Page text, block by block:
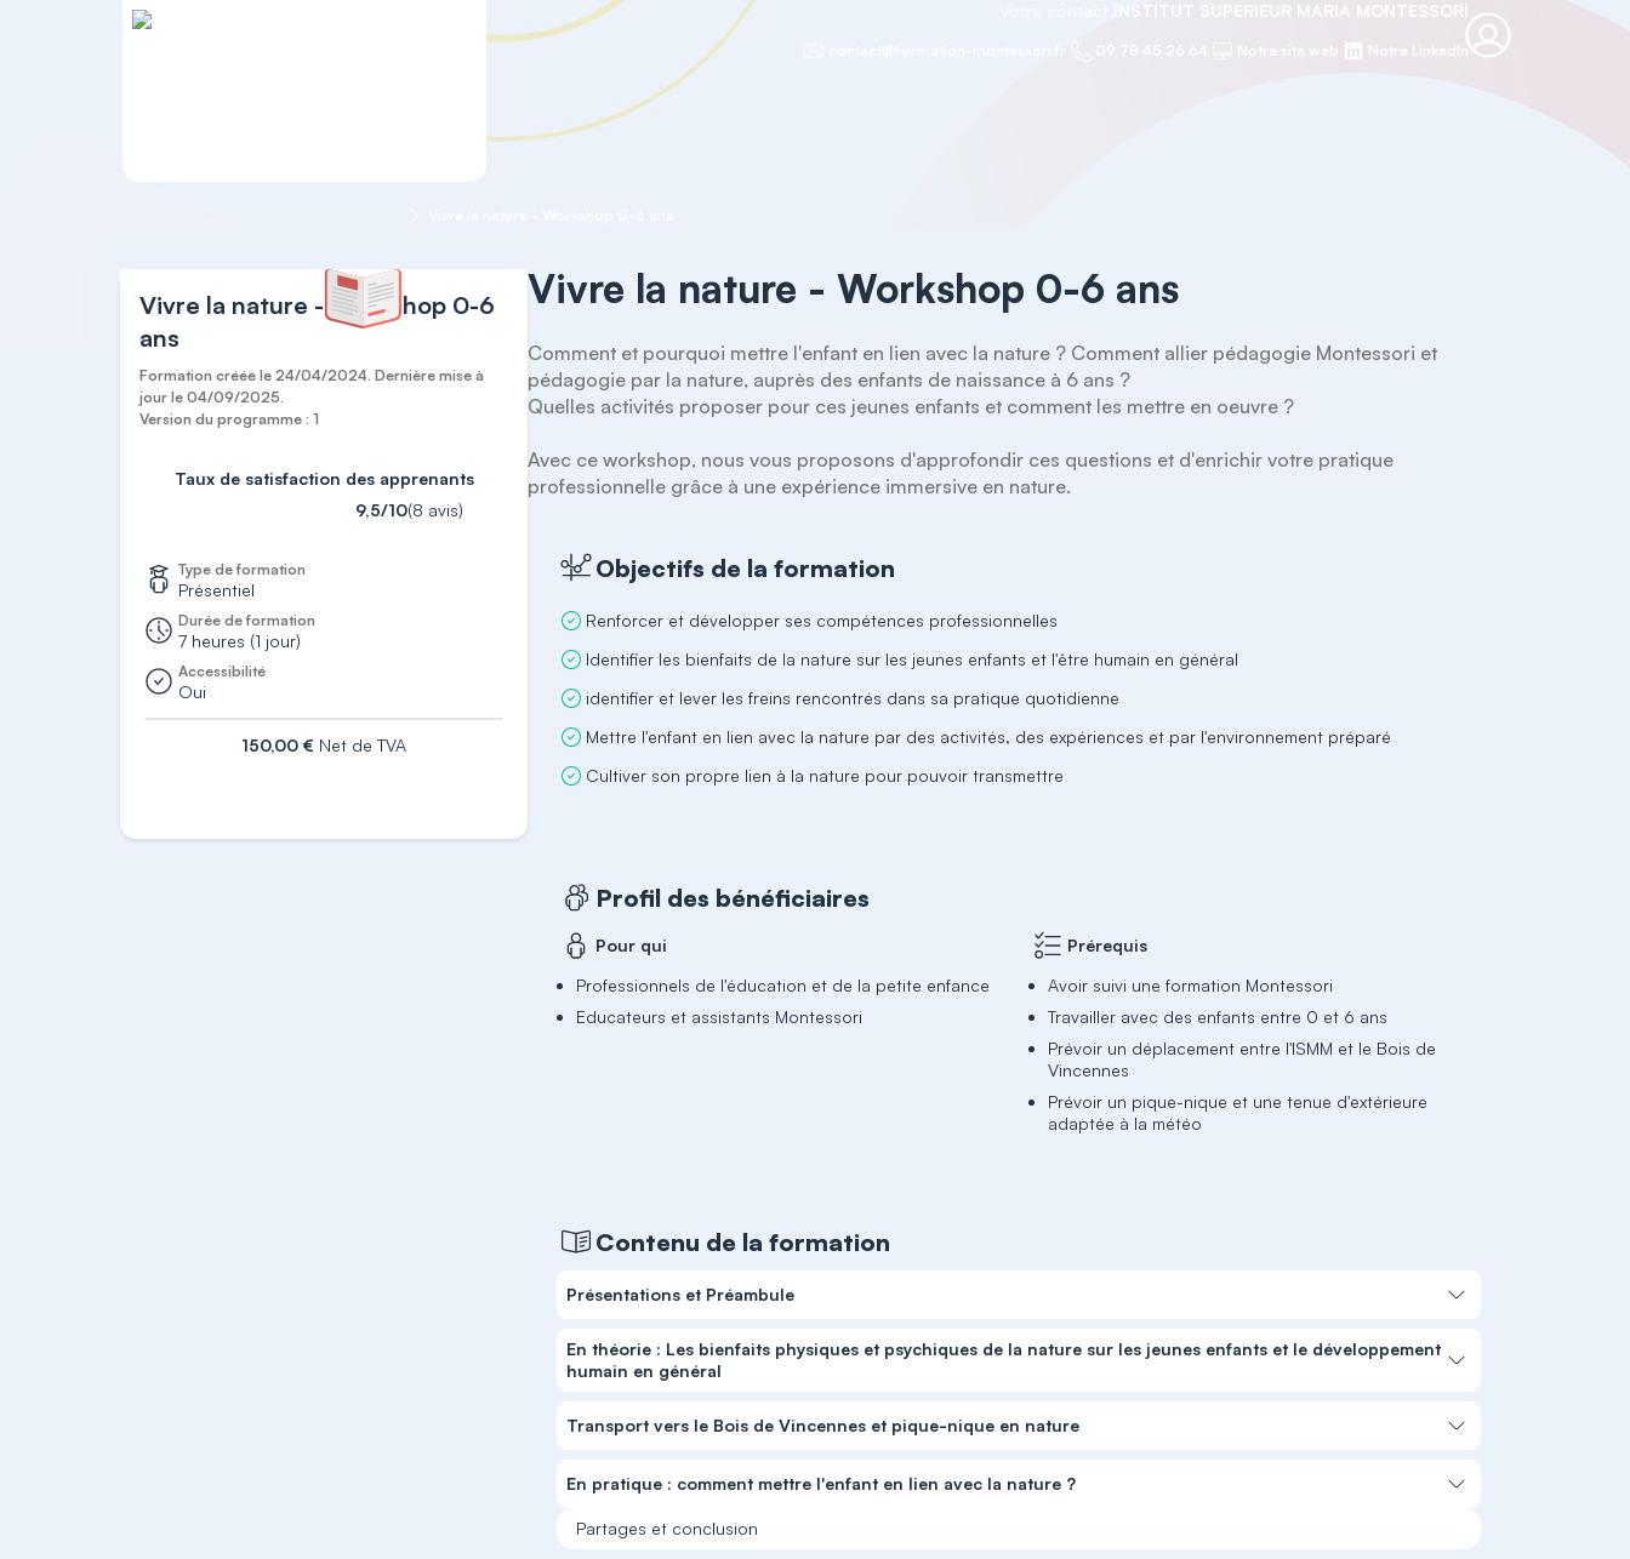
INSTITUT SUPERIEUR MARIA MONTESSORI
Notre site web Notre LinkedIn
Vivre la nature - Workshop 0-6
ans
Formation créée le 24/04/2024. Dernière mise à
jour le 04/09/2025.
Version du programme : 1
Taux de satisfaction des apprenants
9,5/10(8 avis)
Type de formation
Présentiel
Durée de formation
7 heures (1 jour)
Accessibilité
Oui
150,00 € Net de TVA
Vivre la nature - Workshop 0-6 ans
Comment et pourquoi mettre l'enfant en lien avec la nature ? Comment allier pédagogie Montessori et
pédagogie par la nature, auprès des enfants de naissance à 6 ans ?
Quelles activités proposer pour ces jeunes enfants et comment les mettre en oeuvre ?
Avec ce workshop, nous vous proposons d'approfondir ces questions et d'enrichir votre pratique
Objectifs de la formation
Renforcer et développer ses compétences professionnelles
Identifier les bienfaits de la nature sur les jeunes enfants et l'être humain en général
identifier et lever les freins rencontrés dans sa pratique quotidienne
Mettre l'enfant en lien avec la nature par des activités, des expériences et par l'environnement préparé
Cultiver son propre lien à la nature pour pouvoir transmettre
Profil des bénéficiaires
Pour qui
Professionnels de l'éducation et de la petite enfance
Educateurs et assistants Montessori
Prérequis
Avoir suivi une formation Montessori
Travailler avec des enfants entre 0 et 6 ans
Prévoir un déplacement entre l'ISMM et le Bois de
Vincennes
Prévoir un pique-nique et une tenue d'extérieure
adaptée à la météo
Contenu de la formation
Présentations et Préambule
En théorie : Les bienfaits physiques et psychiques de la nature sur les jeunes enfants et le développement
humain en général
Transport vers le Bois de Vincennes et pique-nique en nature
En pratique : comment mettre l'enfant en lien avec la nature ?
Partages et conclusion